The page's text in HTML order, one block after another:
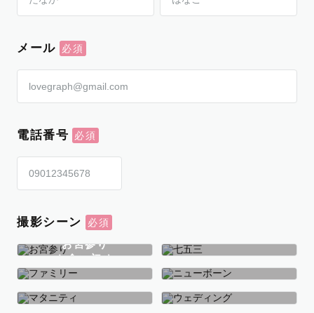
メール
電話番号
撮影シーン
お宮参り
お食い初め
七五三
ファミリー ニューボーン